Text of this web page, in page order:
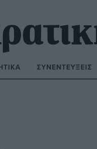
ΣΥΝΕΝΤΕΎΞΕΙΣ